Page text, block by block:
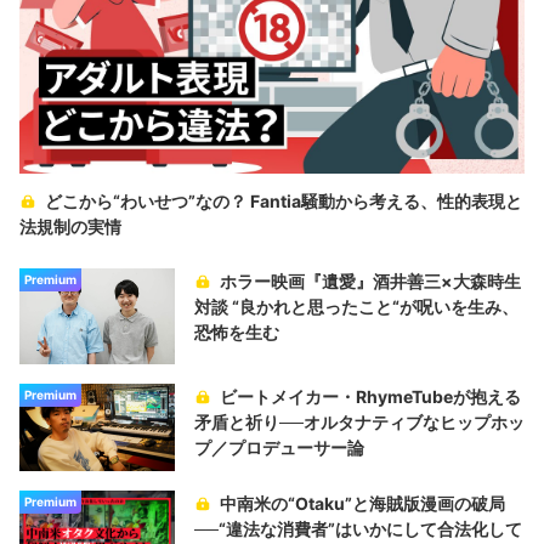
どこから“わいせつ”なの？ Fantia騒動から考える、性的表現と
法規制の実情
Premium
ホラー映画『遺愛』酒井善三×大森時生
対談 “良かれと思ったこと“が呪いを生み、
恐怖を生む
Premium
ビートメイカー・RhymeTubeが抱える
矛盾と祈り──オルタナティブなヒップホッ
プ／プロデューサー論
Premium
中南米の“Otaku”と海賊版漫画の破局
──“違法な消費者”はいかにして合法化して